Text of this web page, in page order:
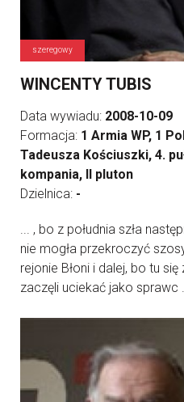
szeregowy
WINCENTY TUBIS
Data wywiadu: 2008-10-09
Formacja: 1 Armia WP, 1
Tadeusza Kościuszki, 4.
kompania, II pluton
Dzielnica: -
... , bo z południa szła
nie mogła przekroczyć
rejonie Błoni i dalej, bo tu
zaczęli uciekać jako sprawc